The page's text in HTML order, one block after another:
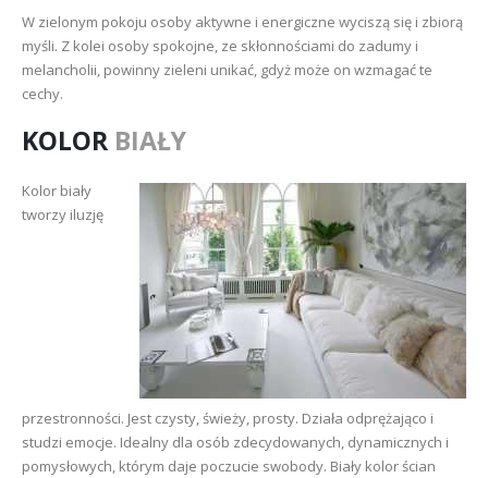
W zielonym pokoju osoby aktywne i energiczne wyciszą się i zbiorą
myśli. Z kolei osoby spokojne, ze skłonnościami do zadumy i
melancholii, powinny zieleni unikać, gdyż może on wzmagać te
cechy.
KOLOR BIAŁY
Kolor biały
tworzy iluzję
przestronności. Jest czysty, świeży, prosty. Działa odprężająco i
studzi emocje. Idealny dla osób zdecydowanych, dynamicznych i
pomysłowych, którym daje poczucie swobody. Biały kolor ścian